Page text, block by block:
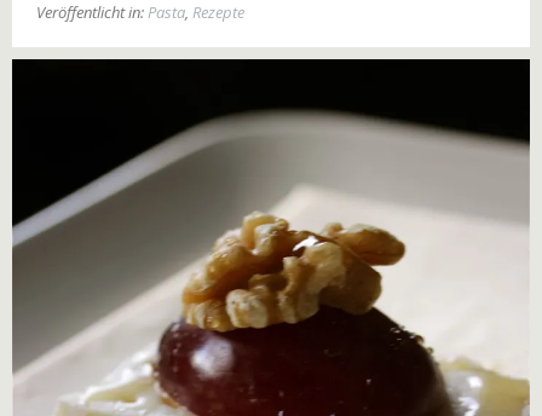
Veröffentlicht in:Pasta, Rezepte